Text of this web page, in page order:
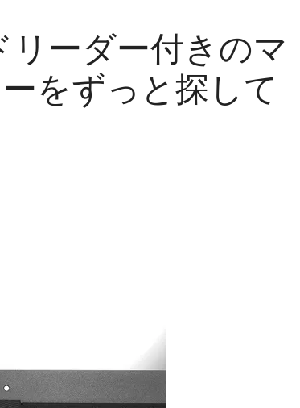
リーダー付きのマ
をずっと探して